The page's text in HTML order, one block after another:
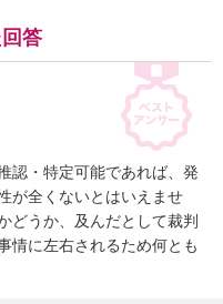
答
認・特定可能であれば、発
が全くないとはいえませ
どうか、及んだとして裁判
情に左右されるため何とも